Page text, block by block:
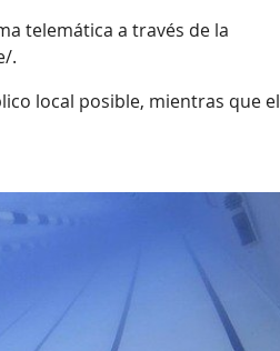
telemática a través de la
.
local posible, mientras que el